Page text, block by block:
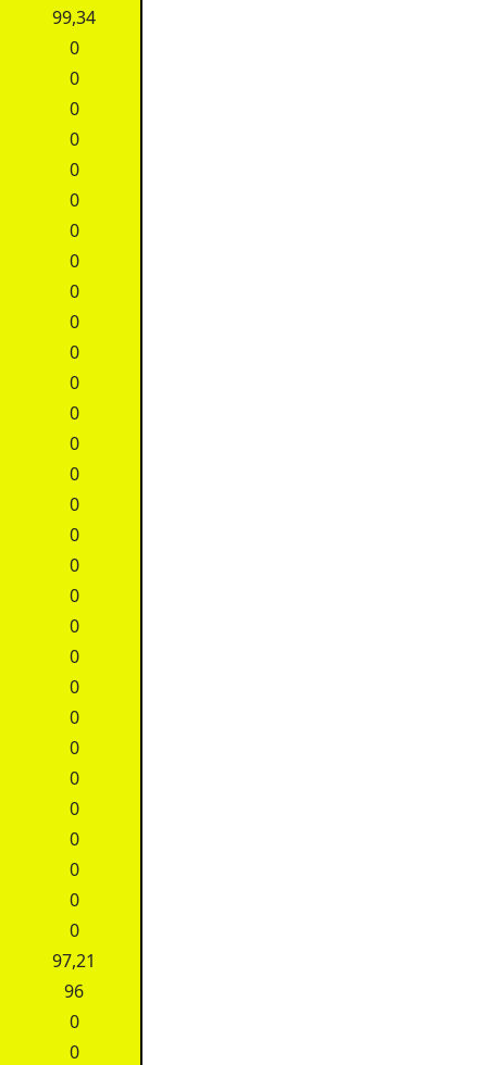
99,34
0
0
0
0
0
0
0
0
0
0
0
0
0
0
0
0
0
0
0
0
0
0
0
0
0
0
0
0
0
0
97,21
96
0
0